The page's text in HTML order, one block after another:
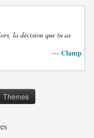
la décision que tu as
— Clamp
Thèmes